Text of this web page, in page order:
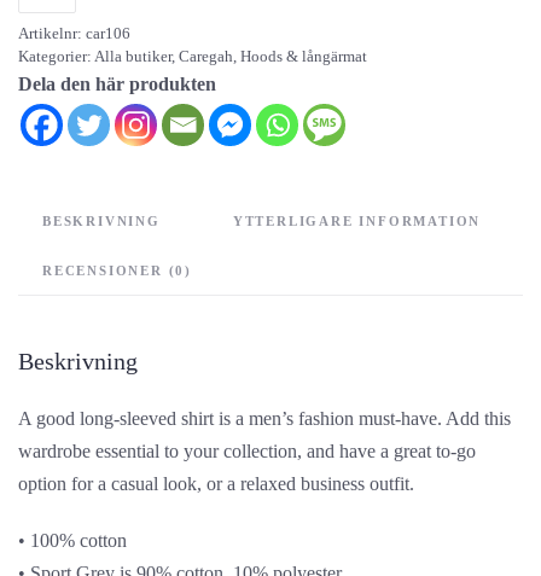
-
long
sleeve
t-
shirt
Artikelnr: car106
Kategorier: Alla butiker, Caregah, Hoods & långärmat
Dela den här produkten
BESKRIVNING YTTERLIGARE INFORMATION
RECENSIONER (0)
Beskrivning
A good long-sleeved shirt is a men’s fashion must-have. Add this
wardrobe essential to your collection, and have a great to-go
option for a casual look, or a relaxed business outfit.
• 100% cotton